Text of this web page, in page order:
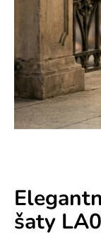
šaty
n
á
s
ť